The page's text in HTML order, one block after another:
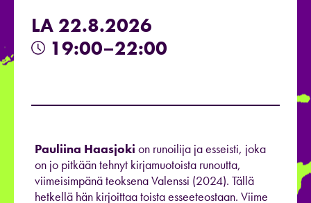
LA 22.8.2026
19:00–22:00
Pauliina Haasjoki on runoilija ja esseisti, joka
on jo pitkään tehnyt kirjamuotoista runoutta,
viimeisimpänä teoksena Valenssi (2024). Tällä
hetkellä hän kirjoittaa toista esseeteostaan. Viime